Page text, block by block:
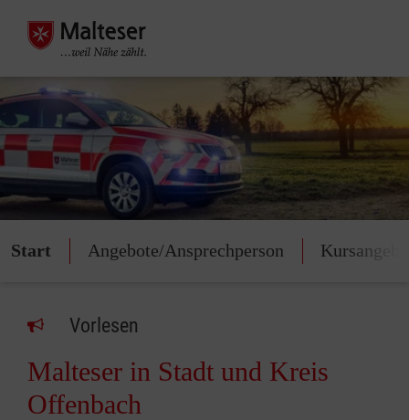
Start Angebote/Ansprechperson
Vorlesen
Malteser in Stadt und Kreis
Offenbach